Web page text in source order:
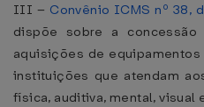
III – Convênio ICMS nº 38,
dispõe sobre a
aquisições de
instituições que atendam
física, auditiva, mental, visual